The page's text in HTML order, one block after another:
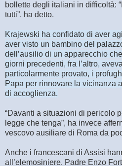
bollette degli italiani in difficoltà:
tutti”, ha detto.
Krajewski ha confidato di aver
aver visto un bambino del
dell’ausilio di un apparecchio
giorni precedenti, fra l’altro,
particolarmente provato, i
Papa per rinnovare la vicinanza
di accoglienza.
“Davanti a situazioni di pericolo
legge che tenga”, ha invece
vescovo ausiliare di Roma da
Anche i francescani di Assisi
all’elemosiniere. Padre Enzo